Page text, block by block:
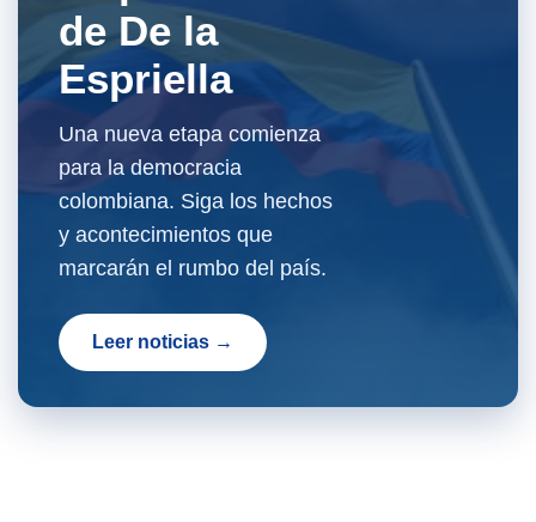
de De la
Espriella
Una nueva etapa comienza
para la democracia
colombiana. Siga los hechos
y acontecimientos que
marcarán el rumbo del país.
Leer noticias →